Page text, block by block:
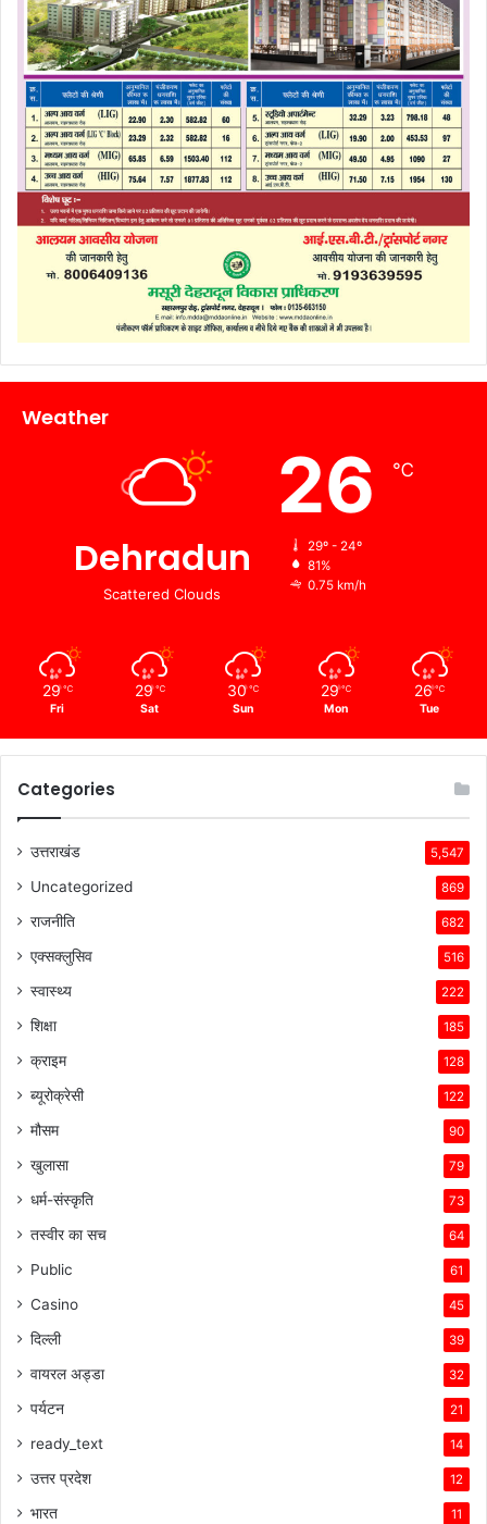
Weather
Dehradun
Scattered Clouds
26 ℃
29º - 24º
81%
0.75 km/h
29 ℃
Fri
29 ℃
Sat
30 ℃
Sun
29 ℃
Mon
26 ℃
Tue
Categories
उत्तराखंड 5,547
Uncategorized 869
राजनीति 682
एक्सक्लुसिव 516
स्वास्थ्य 222
शिक्षा 185
क्राइम 128
ब्यूरोक्रेसी 122
मौसम 90
खुलासा 79
धर्म-संस्कृति 73
तस्वीर का सच 64
Public 61
Casino 45
दिल्ली 39
वायरल अड्डा 32
पर्यटन 21
ready_text 14
उत्तर प्रदेश 12
भारत 11